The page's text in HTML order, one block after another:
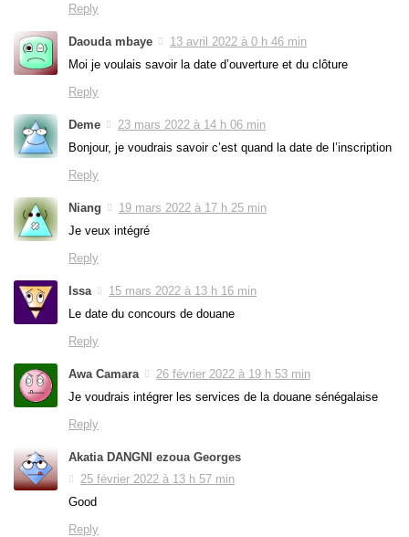
Reply
Daouda mbaye
13 avril 2022 à 0 h 46 min
Moi je voulais savoir la date d’ouverture et du clôture
Reply
Deme
23 mars 2022 à 14 h 06 min
Bonjour, je voudrais savoir c’est quand la date de l’inscription
Reply
Niang
19 mars 2022 à 17 h 25 min
Je veux intégré
Reply
Issa
15 mars 2022 à 13 h 16 min
Le date du concours de douane
Reply
Awa Camara
26 février 2022 à 19 h 53 min
Je voudrais intégrer les services de la douane sénégalaise
Reply
Akatia DANGNI ezoua Georges
25 février 2022 à 13 h 57 min
Good
Reply